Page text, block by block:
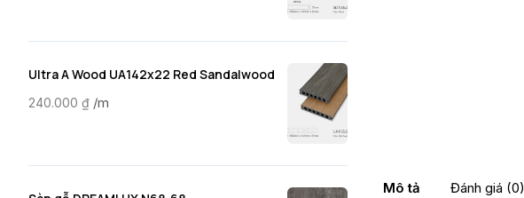
Mô tả Đánh giá (0)
Ultra A Wood UA142x22 Red Sandalwood
240.000 ₫ /m